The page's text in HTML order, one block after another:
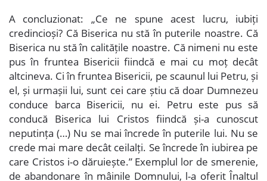
A concluzionat: „Ce ne spune acest lucru, iubiți
credincioși? Că Biserica nu stă în puterile noastre. Că
Biserica nu stă în calitățile noastre. Că nimeni nu este
pus în fruntea Bisericii fiindcă e mai cu moț decât
altcineva. Ci în fruntea Bisericii, pe scaunul lui Petru, și
el, și urmașii lui, sunt cei care știu că doar Dumnezeu
conduce barca Bisericii, nu ei. Petru este pus să
conducă Biserica lui Cristos fiindcă și-a cunoscut
neputința (…) Nu se mai încrede în puterile lui. Nu se
crede mai mare decât ceilalți. Se încrede în iubirea pe
care Cristos i-o dăruiește.” Exemplul lor de smerenie,
de abandonare în mâinile Domnului, l-a oferit Înaltul